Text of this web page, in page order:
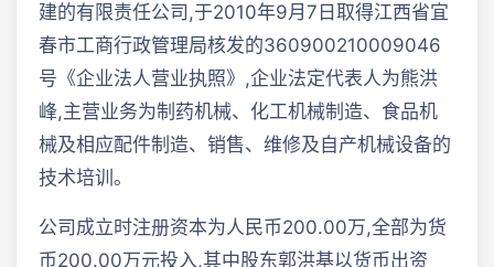
建的有限责任公司,于2010年9月7日取得江西省宜
春市工商行政管理局核发的360900210009046
号《企业法人营业执照》,企业法定代表人为熊洪
峰,主营业务为制药机械、化工机械制造、食品机
械及相应配件制造、销售、维修及自产机械设备的
技术培训。
公司成立时注册资本为人民币200.00万,全部为货
币200.00万元投入,其中股东郭洪基以货币出资